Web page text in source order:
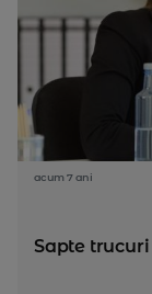
acum 7 ani
Sapte